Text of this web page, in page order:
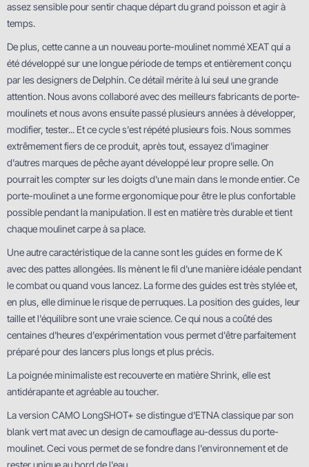
assez sensible pour sentir chaque départ du grand poisson et agir à
temps.
De plus, cette canne a un nouveau porte-moulinet nommé XEAT qui a
été développé sur une longue période de temps et entièrement conçu
par les designers de Delphin. Ce détail mérite à lui seul une grande
attention. Nous avons collaboré avec des meilleurs fabricants de porte-
moulinets et nous avons ensuite passé plusieurs années à développer,
modifier, tester... Et ce cycle s'est répété plusieurs fois. Nous sommes
extrêmement fiers de ce produit, après tout, essayez d'imaginer
d'autres marques de pêche ayant développé leur propre selle. On
pourrait les compter sur les doigts d'une main dans le monde entier. Ce
porte-moulinet a une forme ergonomique pour être le plus confortable
possible pendant la manipulation. Il est en matière très durable et tient
chaque moulinet carpe à sa place.
Une autre caractéristique de la canne sont les guides en forme de K
avec des pattes allongées. Ils mènent le fil d'une manière idéale pendant
le combat ou quand vous lancez. La forme des guides est très stylée et,
en plus, elle diminue le risque de perruques. La position des guides, leur
taille et l'équilibre sont une vraie science. Ce qui nous a coûté des
centaines d'heures d'expérimentation vous permet d'être parfaitement
préparé pour des lancers plus longs et plus précis.
La poignée minimaliste est recouverte en matière Shrink, elle est
antidérapante et agréable au toucher.
La version CAMO LongSHOT+ se distingue d'ETNA classique par son
blank vert mat avec un design de camouflage au-dessus du porte-
moulinet. Ceci vous permet de se fondre dans l'environnement et de
rester unique au bord de l'eau.